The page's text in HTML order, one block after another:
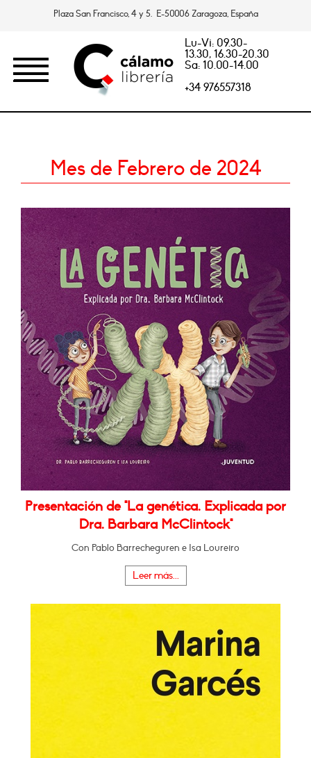
Plaza San Francisco, 4 y 5. E-50006 Zaragoza, España
Lu-Vi: 09.30-
13.30, 16.30-20.30
Sa: 10.00-14.00
+34 976557318
Mes de Febrero de 2024
Presentación de "La genética. Explicada por
Dra. Barbara McClintock"
Con Pablo Barrecheguren e Isa Loureiro
Leer más...